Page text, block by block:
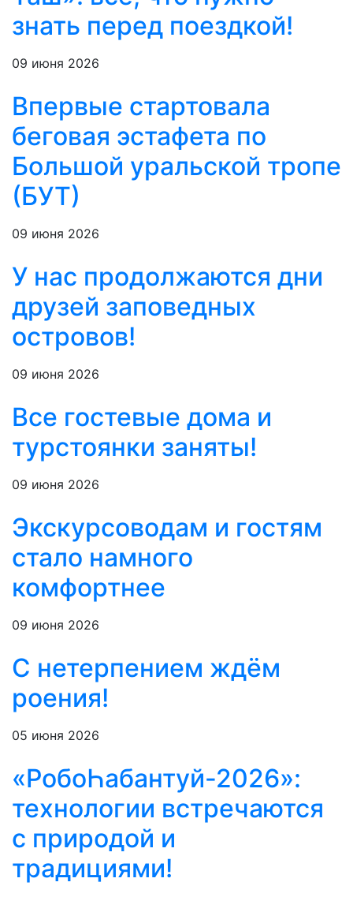
знать перед поездкой!
09 июня 2026
Впервые стартовала
беговая эстафета по
Большой уральской тропе
(БУТ)
09 июня 2026
У нас продолжаются дни
друзей заповедных
островов!
09 июня 2026
Все гостевые дома и
турстоянки заняты!
09 июня 2026
Экскурсоводам и гостям
стало намного
комфортнее
09 июня 2026
С нетерпением ждём
роения!
05 июня 2026
«РобоҺабантуй-2026»:
технологии встречаются
с природой и
традициями!